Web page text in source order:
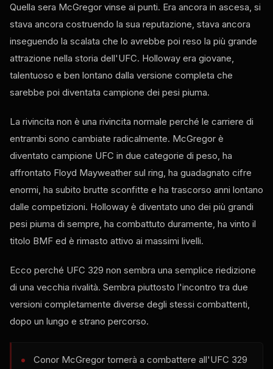
Quella sera McGregor vinse ai punti. Era ancora in ascesa, si
stava ancora costruendo la sua reputazione, stava ancora
inseguendo la scalata che lo avrebbe poi reso la più grande
attrazione nella storia dell'UFC. Holloway era giovane,
talentuoso e ben lontano dalla versione completa che
sarebbe poi diventata campione dei pesi piuma.
La rivincita non è una rivincita normale perché le carriere di
entrambi sono cambiate radicalmente. McGregor è
diventato campione UFC in due categorie di peso, ha
affrontato Floyd Mayweather sul ring, ha guadagnato cifre
enormi, ha subito brutte sconfitte e ha trascorso anni lontano
dalle competizioni. Holloway è diventato uno dei più grandi
pesi piuma di sempre, ha combattuto duramente, ha vinto il
titolo BMF ed è rimasto attivo ai massimi livelli.
Ecco perché UFC 329 non sembra una semplice riedizione
di una vecchia rivalità. Sembra piuttosto l'incontro tra due
versioni completamente diverse degli stessi combattenti,
dopo un lungo e strano percorso.
Conor McGregor tornerà a combattere all'UFC 329